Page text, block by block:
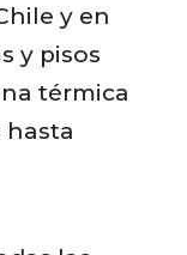
y en
y pisos
térmica
hasta